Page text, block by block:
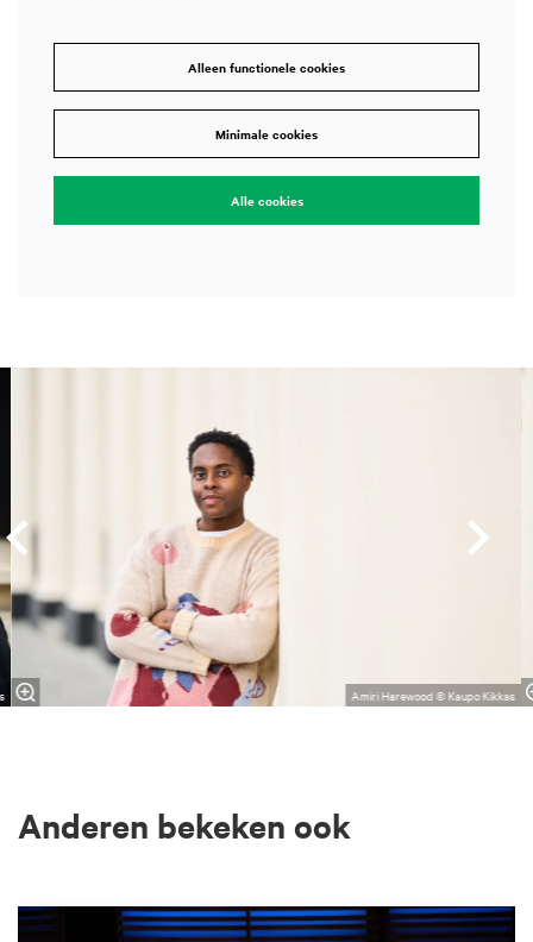
Alleen functionele cookies
Minimale cookies
Alle cookies
Amiri Harewood © Kaupo Kikkas
Anderen bekeken ook